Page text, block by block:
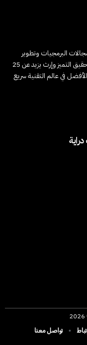
البرمجيات وتطوير
الأفكار وتقنيات التعليم. بفضل سعينا الدؤوب لتحقيق التميز وإرث يزيد عن 25
في عالم التقنية سريع
تواصل معنا